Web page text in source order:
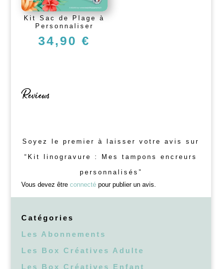
Kit Sac de Plage à
Personnaliser
34,90€
Reviews
Soyez le premier à laisser votre avis sur
“Kit linogravure : Mes tampons encreurs
personnalisés”
Vous devez être connectépour publier un avis.
Catégories
Les Abonnements
Les Box Créatives Adulte
Les Box Créatives Enfant